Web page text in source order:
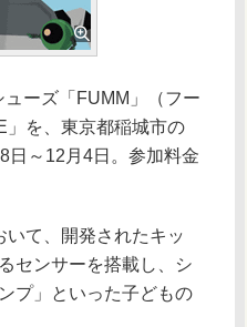
ーズ「FUMM」（フー
」を、東京都稲城市の
日～12月4日。参加料金
て、開発されたキッ
センサーを搭載し、シ
プ」といった子どもの